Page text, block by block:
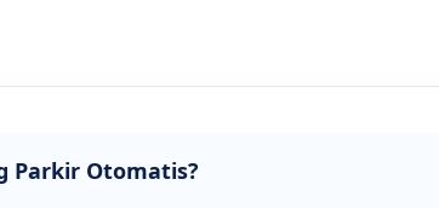
Parkir Otomatis?